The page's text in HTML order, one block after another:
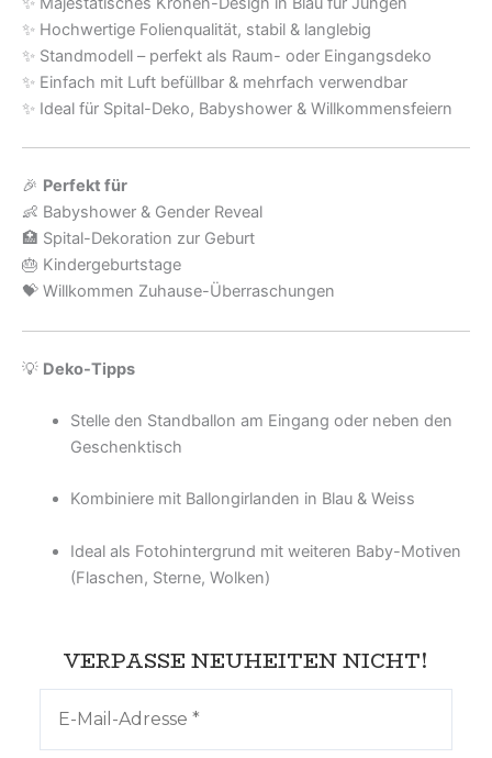
✨ Hochwertige Folienqualität, stabil & langlebig
✨ Standmodell – perfekt als Raum- oder Eingangsdeko
✨ Einfach mit Luft befüllbar & mehrfach verwendbar
✨ Ideal für Spital-Deko, Babyshower & Willkommensfeiern
🎉 Perfekt für
👶 Babyshower & Gender Reveal
🏥 Spital-Dekoration zur Geburt
🎂 Kindergeburtstage
💝 Willkommen Zuhause-Überraschungen
💡 Deko-Tipps
Stelle den Standballon am Eingang oder neben den
Geschenktisch
Kombiniere mit Ballongirlanden in Blau & Weiss
Ideal als Fotohintergrund mit weiteren Baby-Motiven
(Flaschen, Sterne, Wolken)
VERPASSE NEUHEITEN NICHT!